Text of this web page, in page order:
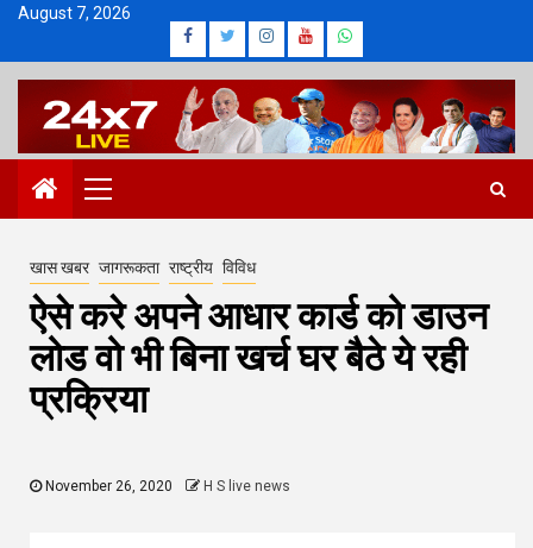
Skip
content
August 7, 2026
Facebook
Twitter
Instagram
Youtube
Whatsapp
Primary
Menu
खास खबर जागरूकता राष्ट्रीय विविध
ऐसे करे अपने आधार कार्ड को डाउन
लोड वो भी बिना खर्च घर बैठे ये रही
प्रक्रिया
November 26, 2020 H S live news